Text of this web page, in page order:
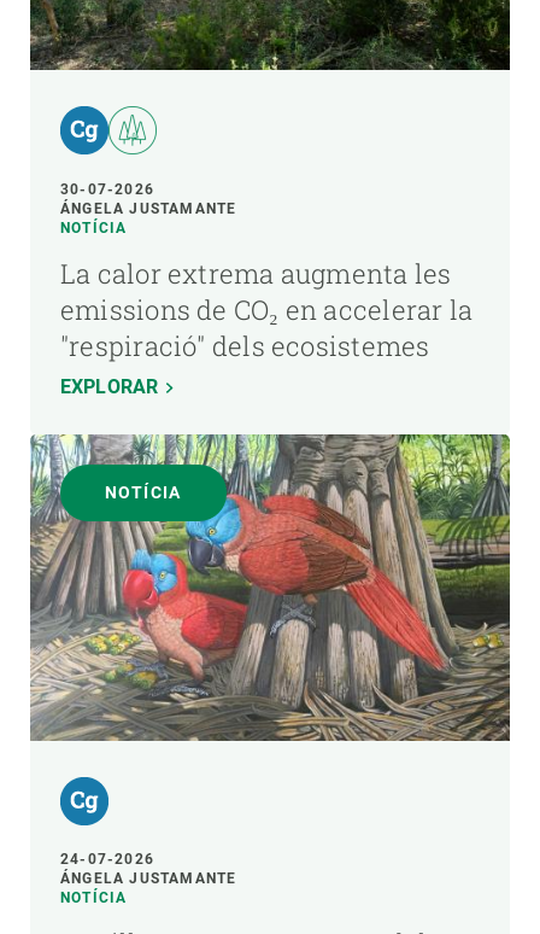
30-07-2026
ÁNGELA JUSTAMANTE
NOTÍCIA
La calor extrema augmenta les
emissions de CO₂ en accelerar la
"respiració" dels ecosistemes
EXPLORAR
NOTÍCIA
24-07-2026
ÁNGELA JUSTAMANTE
NOTÍCIA